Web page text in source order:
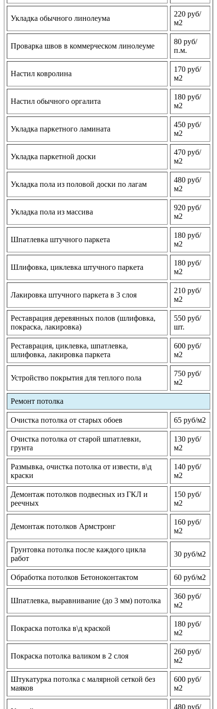
Укладка обычного линолеума
220 руб/
м2
Проварка швов в коммерческом линолеуме
80 руб/
п.м.
Настил ковролина
170 руб/
м2
Настил обычного оргалита
180 руб/
м2
Укладка паркетного ламината
450 руб/
м2
Укладка паркетной доски
470 руб/
м2
Укладка пола из половой доски по лагам
480 руб/
м2
Укладка пола из массива
920 руб/
м2
Шпатлевка штучного паркета
180 руб/
м2
Шлифовка, циклевка штучного паркета
180 руб/
м2
Лакировка штучного паркета в 3 слоя
210 руб/
м2
Реставрация деревянных полов (шлифовка,
покраска, лакировка)
550 руб/
шт.
Реставрация, циклевка, шпатлевка,
шлифовка, лакировка паркета
600 руб/
м2
Устройство покрытия для теплого пола
750 руб/
м2
Ремонт потолка
Очистка потолка от старых обоев 65 руб/м2
Очистка потолка от старой шпатлевки,
грунта
130 руб/
м2
Размывка, очистка потолка от извести, в\д
краски
140 руб/
м2
Демонтаж потолков подвесных из ГКЛ и
реечных
150 руб/
м2
Демонтаж потолков Армстронг
160 руб/
м2
Грунтовка потолка после каждого цикла
работ
30 руб/м2
Обработка потолков Бетоноконтактом 60 руб/м2
Шпатлевка, выравнивание (до 3 мм) потолка
360 руб/
м2
Покраска потолка в\д краской
180 руб/
м2
Покраска потолка валиком в 2 слоя
260 руб/
м2
Штукатурка потолка с малярной сеткой без
маяков
600 руб/
м2
480 руб/